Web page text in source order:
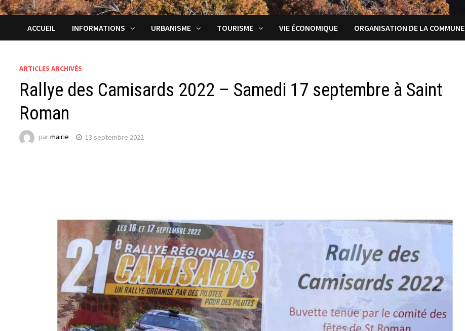
ACCUEIL INFORMATIONS URBANISME TOURISME VIE ÉCONOMIQUE ORGANISATION DE LA COMMUNE
ARTICLES ARCHIVÉS
Rallye des Camisards 2022 – Samedi 17 septembre à Saint
Roman
parmairie 13 septembre 2022